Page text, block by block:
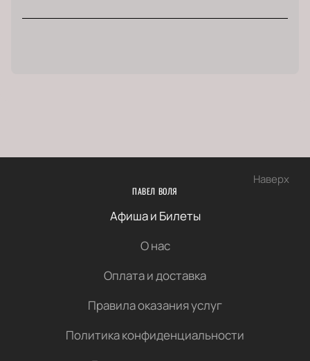
Наверх
ПАВЕЛ ВОЛЯ
Афиша и Билеты
О нас
Оплата и доставка
Правила оказания услуг
Политика конфиденциальности